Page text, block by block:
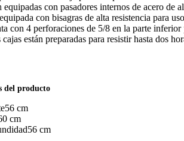
equipadas con pasadores internos de acero de
con bisagras de alta resistencia para
con 4 perforaciones de 5/8 en la parte
cajas están preparadas para resistir hasta dos
del producto
56 cm
cm
56 cm